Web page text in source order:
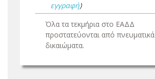
εγγραφή)
Όλα τα τεκμήρια στο ΕΑΔΔ
προστατεύονται από πνευματικά
δικαιώματα.